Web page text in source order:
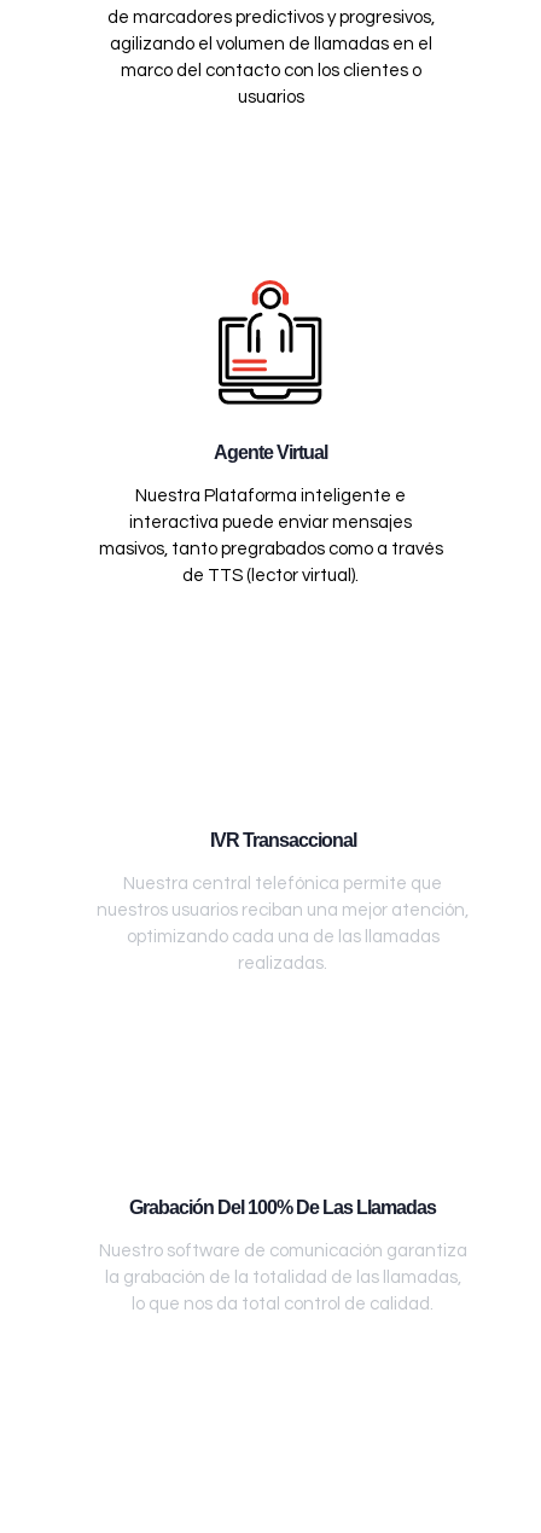
de marcadores predictivos y progresivos,
agilizando el volumen de llamadas en el
marco del contacto con los clientes o
usuarios
Agente Virtual
Nuestra Plataforma inteligente e
interactiva puede enviar mensajes
masivos, tanto pregrabados como a través
de TTS (lector virtual).
IVR Transaccional
Nuestra central telefónica permite que
nuestros usuarios reciban una mejor atención,
optimizando cada una de las llamadas
realizadas.
Grabación Del 100% De Las Llamadas
Nuestro software de comunicación garantiza
la grabación de la totalidad de las llamadas,
lo que nos da total control de calidad.